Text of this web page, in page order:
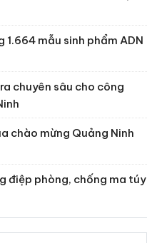
1.664 mẫu sinh phẩm ADN
chuyên sâu cho công
chào mừng Quảng Ninh
điệp phòng, chống ma túy